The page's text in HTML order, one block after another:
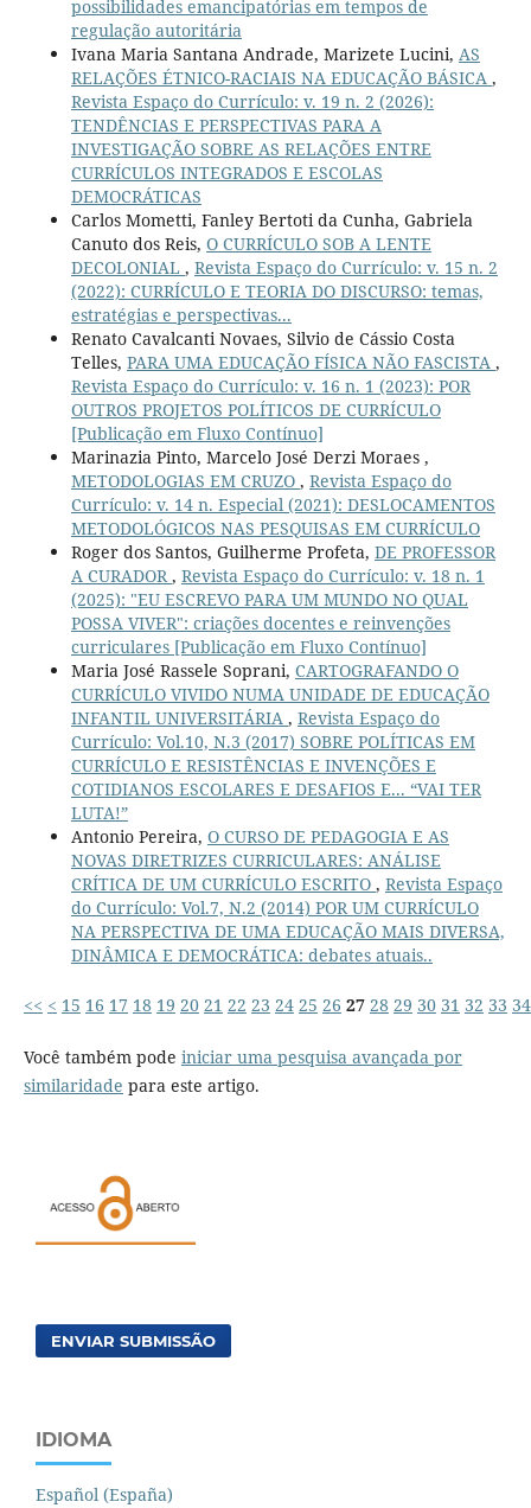
possibilidades emancipatórias em tempos de
regulação autoritária
Ivana Maria Santana Andrade, Marizete Lucini, AS
RELAÇÕES ÉTNICO-RACIAIS NA EDUCAÇÃO BÁSICA ,
Revista Espaço do Currículo: v. 19 n. 2 (2026):
TENDÊNCIAS E PERSPECTIVAS PARA A
INVESTIGAÇÃO SOBRE AS RELAÇÕES ENTRE
CURRÍCULOS INTEGRADOS E ESCOLAS
DEMOCRÁTICAS
Carlos Mometti, Fanley Bertoti da Cunha, Gabriela
Canuto dos Reis, O CURRÍCULO SOB A LENTE
DECOLONIAL , Revista Espaço do Currículo: v. 15 n. 2
(2022): CURRÍCULO E TEORIA DO DISCURSO: temas,
estratégias e perspectivas...
Renato Cavalcanti Novaes, Silvio de Cássio Costa
Telles, PARA UMA EDUCAÇÃO FÍSICA NÃO FASCISTA ,
Revista Espaço do Currículo: v. 16 n. 1 (2023): POR
OUTROS PROJETOS POLÍTICOS DE CURRÍCULO
[Publicação em Fluxo Contínuo]
Marinazia Pinto, Marcelo José Derzi Moraes ,
METODOLOGIAS EM CRUZO , Revista Espaço do
Currículo: v. 14 n. Especial (2021): DESLOCAMENTOS
METODOLÓGICOS NAS PESQUISAS EM CURRÍCULO
Roger dos Santos, Guilherme Profeta, DE PROFESSOR
A CURADOR , Revista Espaço do Currículo: v. 18 n. 1
(2025): "EU ESCREVO PARA UM MUNDO NO QUAL
POSSA VIVER": criações docentes e reinvenções
curriculares [Publicação em Fluxo Contínuo]
Maria José Rassele Soprani, CARTOGRAFANDO O
CURRÍCULO VIVIDO NUMA UNIDADE DE EDUCAÇÃO
INFANTIL UNIVERSITÁRIA , Revista Espaço do
Currículo: Vol.10, N.3 (2017) SOBRE POLÍTICAS EM
CURRÍCULO E RESISTÊNCIAS E INVENÇÕES E
COTIDIANOS ESCOLARES E DESAFIOS E... “VAI TER
LUTA!”
Antonio Pereira, O CURSO DE PEDAGOGIA E AS
NOVAS DIRETRIZES CURRICULARES: ANÁLISE
CRÍTICA DE UM CURRÍCULO ESCRITO , Revista Espaço
do Currículo: Vol.7, N.2 (2014) POR UM CURRÍCULO
NA PERSPECTIVA DE UMA EDUCAÇÃO MAIS DIVERSA,
DINÂMICA E DEMOCRÁTICA: debates atuais..
<< < 15 16 17 18 19 20 21 22 23 24 25 26 27 28 29 30 31 32 33 34
Você também pode iniciar uma pesquisa avançada por
similaridade para este artigo.
ENVIAR SUBMISSÃO
IDIOMA
Español (España)